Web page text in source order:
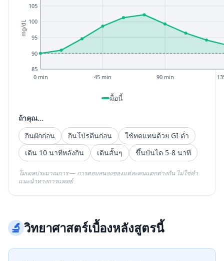
85
90
95
100
105
0 min 45 min 90 min
mg/dL
มื้อนี้
ถ้าคุณ...
กินผักก่อน
กินโปรตีนก่อน
ใช้ทดแทนด้วย GI ต่ำ
เดิน 10 นาทีหลังกิน
เดินสั้นๆ ขึ้นบันได 5-8 นาที
โมเดลประมาณการ — การตอบสนองของแต่ละคนแตกต่างกัน ไม่ใช่คำ
แนะนำทางการแพทย์
🔬วิทยาศาสตร์เบื้องหลังสูตรนี้